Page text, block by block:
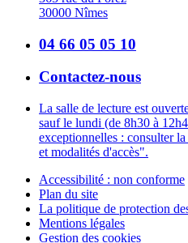
30000 Nîmes
04 66 05 05 10
Contactez-nous
La salle de lecture est
sauf le lundi (de 8h30 à
exceptionnelles : consulter
et modalités d'accès".
Accessibilité : non conforme
Plan du site
La politique de protection
Mentions légales
Gestion des cookies